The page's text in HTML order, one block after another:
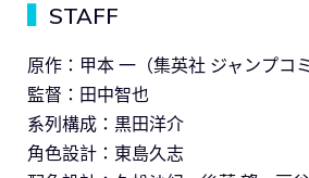
STAFF
原作：甲本 一（集英社 ジャンプコ
監督：田中智也
系列構成：黒田洋介
角色設計：東島久志